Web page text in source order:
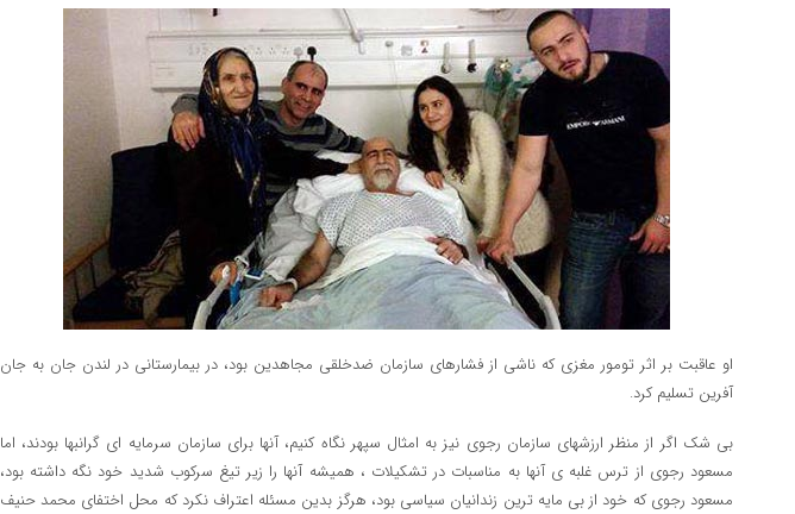
او عاقبت بر اثر تومور مغزی که ناشی از فشارهای سازمان ضدخلقی مجاهدین بود، در بیمارستانی در لندن جان به جان
آفرین تسلیم کرد.
بی شک اگر از منظر ارزشهای سازمان رجوی نیز به امثال سپهر نگاه کنیم، آنها برای سازمان سرمایه ای گرانبها بودند، اما
مسعود رجوی از ترس غلبه ی آنها به مناسبات در تشکیلات ، همیشه آنها را زیر تیغ سرکوب شدید خود نگه داشته بود،
مسعود رجوی که خود از بی مایه ترین زندانیان سیاسی بود، هرگز بدین مسئله اعتراف نکرد که محل اختفای محمد حنیف